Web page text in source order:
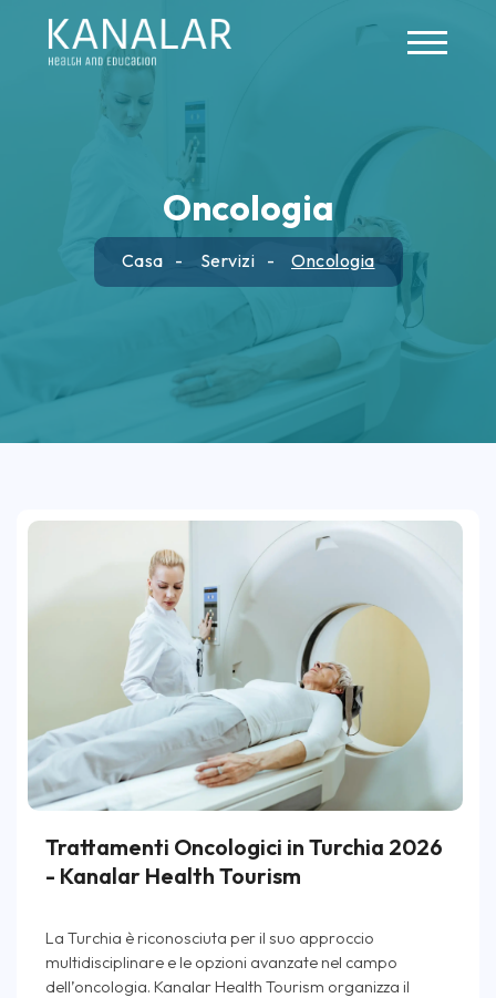
Oncologia
Casa Servizi Oncologia
Trattamenti Oncologici in Turchia 2026
- Kanalar Health Tourism
La Turchia è riconosciuta per il suo approccio
multidisciplinare e le opzioni avanzate nel campo
dell’oncologia. Kanalar Health Tourism organizza il